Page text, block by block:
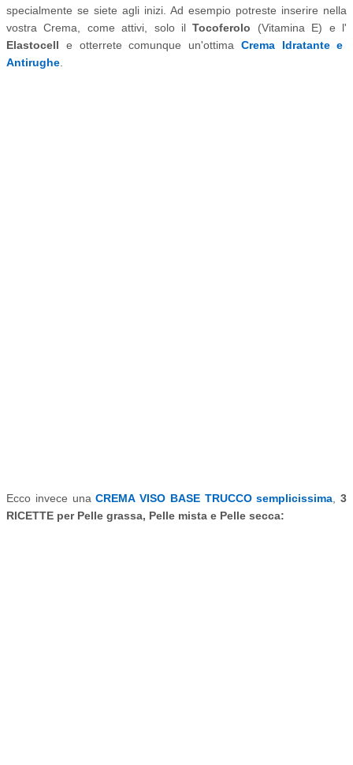
specialmente se siete agli inizi. Ad esempio potreste inserire nella
vostra Crema, come attivi, solo ilTocoferolo (Vitamina E) e l'
Elastocell e otterrete comunque un'ottima Crema Idratante e
Antirughe
Ecco invece unaCREMA VISO BASE TRUCCO semplicissima
3
RICETTE per Pelle grassa, Pelle mista e Pelle secca: